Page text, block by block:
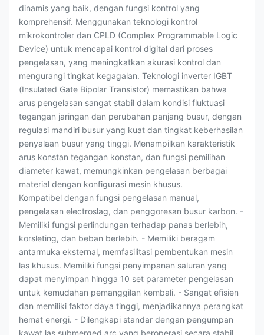
dinamis yang baik, dengan fungsi kontrol yang
komprehensif. Menggunakan teknologi kontrol
mikrokontroler dan CPLD (Complex Programmable Logic
Device) untuk mencapai kontrol digital dari proses
pengelasan, yang meningkatkan akurasi kontrol dan
mengurangi tingkat kegagalan. Teknologi inverter IGBT
(Insulated Gate Bipolar Transistor) memastikan bahwa
arus pengelasan sangat stabil dalam kondisi fluktuasi
tegangan jaringan dan perubahan panjang busur, dengan
regulasi mandiri busur yang kuat dan tingkat keberhasilan
penyalaan busur yang tinggi. Menampilkan karakteristik
arus konstan tegangan konstan, dan fungsi pemilihan
diameter kawat, memungkinkan pengelasan berbagai
material dengan konfigurasi mesin khusus.
Kompatibel dengan fungsi pengelasan manual,
pengelasan electroslag, dan penggoresan busur karbon. -
Memiliki fungsi perlindungan terhadap panas berlebih,
korsleting, dan beban berlebih. - Memiliki beragam
antarmuka eksternal, memfasilitasi pembentukan mesin
las khusus. Memiliki fungsi penyimpanan saluran yang
dapat menyimpan hingga 10 set parameter pengelasan
untuk kemudahan pemanggilan kembali. - Sangat efisien
dan memiliki faktor daya tinggi, menjadikannya perangkat
hemat energi. - Dilengkapi standar dengan pengumpan
kawat las submerged arc yang beroperasi secara stabil.